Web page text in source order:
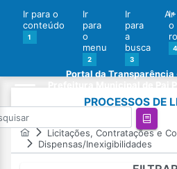
Ir para o
conteúdo
1
Ir
para
o
menu
2
Ir
para
a
busca
3
Ir
o
4
A+
Portal da Transparência
PROCESSOS DE
Licitações, Contratações e
Dispensas/Inexigibilidades